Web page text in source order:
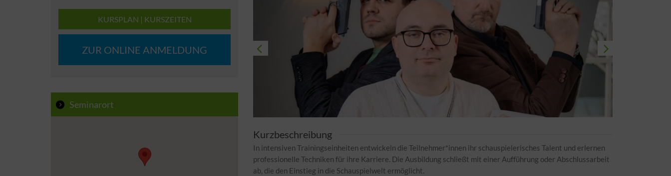
KURSPLAN | KURSZEITEN
ZUR ONLINE ANMELDUNG
Seminarort
Kurzbeschreibung
In intensiven Trainingseinheiten entwickeln die Teilnehmer*innen ihr schauspielerisches Talent und erlernen
professionelle Techniken für ihre Karriere. Die Ausbildung schließt mit einer Aufführung oder Abschlussarbeit
ab, die den Einstieg in die Schauspielwelt ermöglicht.